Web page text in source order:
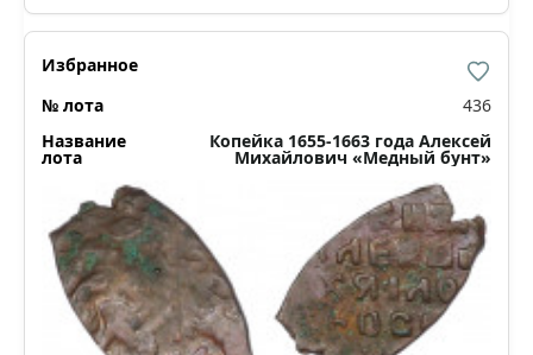
436
Копейка 1655-1663 года Алексей
Михайлович «Медный бунт»